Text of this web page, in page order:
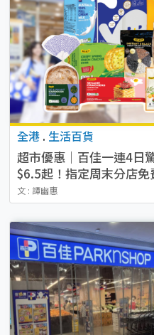
全港 . 生活百貨
超市優惠｜百佳一連4日
$6.5起！指定周末分店
文 : 譚幽惠